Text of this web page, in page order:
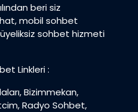
beri siz
mobil sohbet
sohbet hizmeti
Linkleri :
,Bizimmekan,
,Radyo Sohbet,